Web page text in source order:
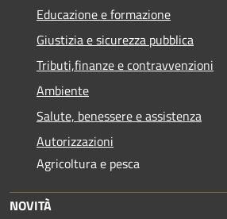
Educazione e formazione
Giustizia e sicurezza pubblica
Tributi,finanze e contravvenzioni
Ambiente
Salute, benessere e assistenza
Autorizzazioni
Agricoltura e pesca
NOVITÀ